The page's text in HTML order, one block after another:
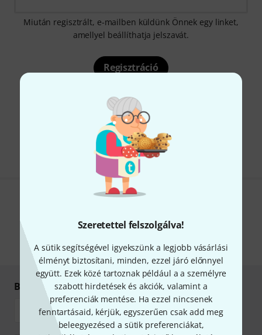
Szeretettel felszolgálva!
A sütik segítségével igyekszünk a legjobb vásárlási
élményt biztosítani, minden, ezzel járó előnnyel
együtt. Ezek közé tartoznak például a a személyre
szabott hirdetések és akciók, valamint a
preferenciák mentése. Ha ezzel nincsenek
fenntartásaid, kérjük, egyszerűen csak add meg
beleegyezésed a sütik preferenciákat,
Miután regisztrált, e-mailben küldünk Önnek egy linket,
amellyel beállíthatja jelszavát.
Regisztráció
Vásárolt már tőlünk?
Bejelentkezés
Súgó & Visszajelzések
Biztonságos vásárlás és fizetés